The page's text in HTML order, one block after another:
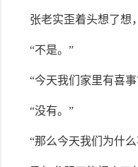
张老实歪着头想了想
“不是。”
“今天我们家里有喜事
“没有。”
“那么今天我们为什么